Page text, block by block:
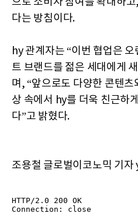
다는 방침이다.
hy 관계자는 “이번 협업은
트 브랜드를 젊은 세대에게
며, “앞으로도 다양한 콘텐츠
상 속에서 hy를 더욱 친근하
다”고 밝혔다.
조용철 글로벌이코노믹 기